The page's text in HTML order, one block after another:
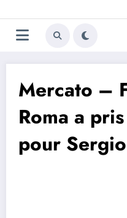
au
contenu
Mercato –
Roma a
pour